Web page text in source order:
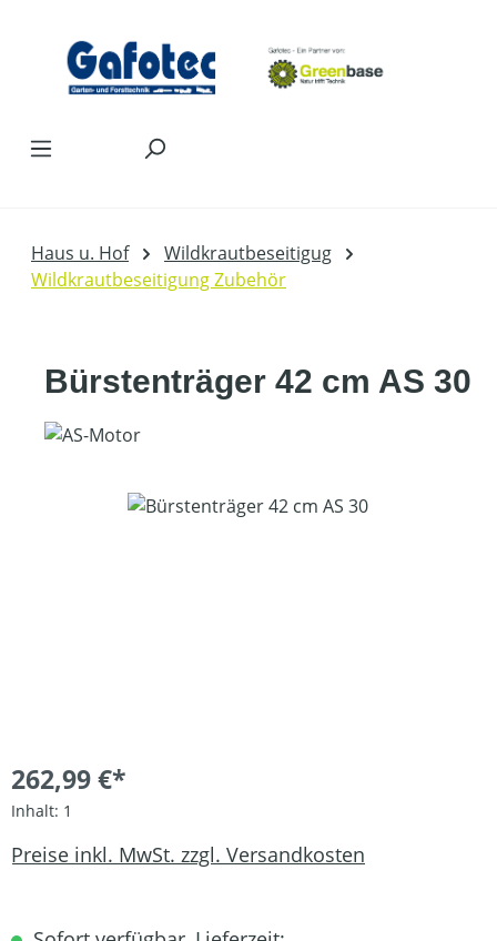
Haus u. Hof
Wildkrautbeseitigug
Wildkrautbeseitigung Zubehör
Bürstenträger 42 cm AS 30
Bildergalerie überspringen
262,99 €*
Inhalt: 1
Preise inkl. MwSt. zzgl. Versandkosten